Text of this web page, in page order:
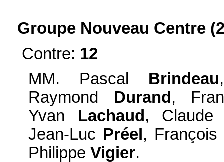
Groupe Nouveau Centre
Contre: 12
MM. Pascal Brindeau
Raymond Durand ,
Yvan Lachaud ,
Jean-Luc Préel , François
PhilippeVigier.